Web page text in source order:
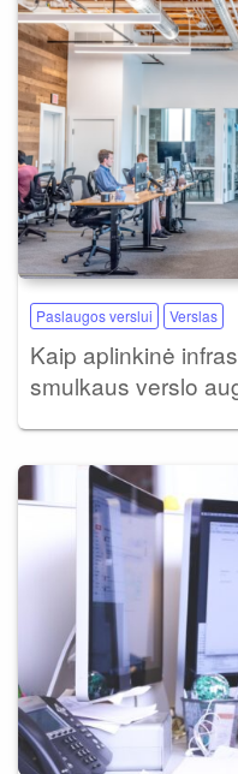
Paslaugos verslui Verslas
Kaip aplinkinė
smulkaus verslo